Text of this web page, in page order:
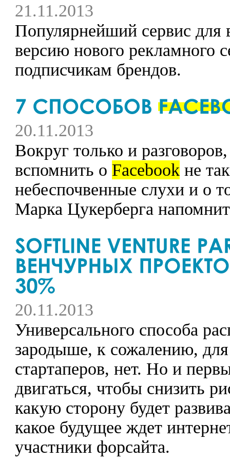
21.11.2013
Популярнейший сервис для
версию нового рекламного
подписчикам брендов.
20.11.2013
Вокруг только и
вспомнить о Facebook не
небеспочвенные слухи и о
Марка Цукерберга
20.11.2013
Универсального способа
зародыше, к сожалению,
стартаперов, нет. Но и
двигаться, чтобы снизить
какую сторону будет
какое будущее ждет
участники форсайта.